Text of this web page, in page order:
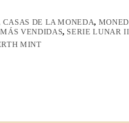
CASAS DE LA MONEDA,
VENDIDAS, SERIE LUNAR
MINT